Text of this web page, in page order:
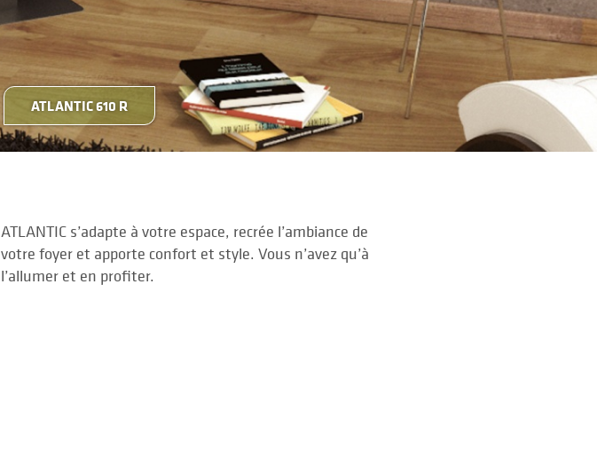
ATLANTIC 610 R
ATLANTIC s’adapte à votre espace, recrée l’ambiance de
votre foyer et apporte confort et style. Vous n’avez qu’à
l’allumer et en profiter.